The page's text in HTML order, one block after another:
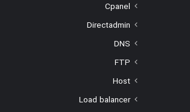
Cpanel
Directadmin
DNS
FTP
Host
Load balancer